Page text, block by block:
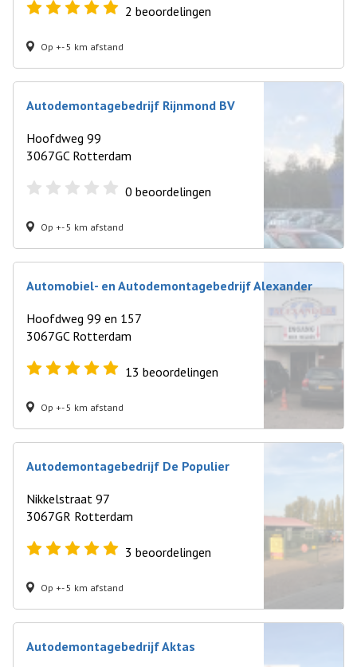
2 beoordelingen
Op +- 5 km afstand
Autodemontagebedrijf Rijnmond BV
Hoofdweg 99
3067GC Rotterdam
0 beoordelingen
Op +- 5 km afstand
Automobiel- en Autodemontagebedrijf Alexander
Hoofdweg 99 en 157
3067GC Rotterdam
13 beoordelingen
Op +- 5 km afstand
Autodemontagebedrijf De Populier
Nikkelstraat 97
3067GR Rotterdam
3 beoordelingen
Op +- 5 km afstand
Autodemontagebedrijf Aktas